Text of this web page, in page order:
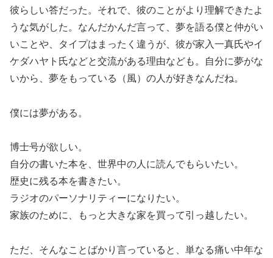
彼らしい答だった。それで、彼のことがより理解できたよ
うな気がした。なんだかんだ言って、夢を語る僕と仲がい
いことや、タイプはまったく違うが、彼が家入一真氏やイ
ケダハヤト氏などと交流がある理由なども。自分に夢がな
いから、夢をもっている（風）の人が好きなんだね。
僕には夢がある。
博士号が欲しい。
自分の書いた本を、世界中の人に読んでもらいたい。
歴史に残る本を書きたい。
ラジオのパーソナリティーになりたい。
家族のために、もっと大きな家を買って引っ越したい。
ただ、そんなことばかり言っていると、単なる痛い中年な